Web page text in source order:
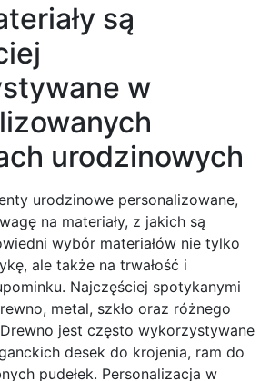
są
w
urodzinowych
urodzinowe personalizowane,
na materiały, z jakich są
wybór materiałów nie tylko
ale także na trwałość i
Najczęściej spotykanymi
metal, szkło oraz różnego
jest często wykorzystywane
desek do krojenia, ram do
pudełek. Personalizacja w